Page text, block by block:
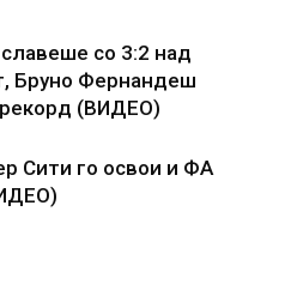
славеше со 3:2 над
Бруно Фернандеш
(ВИДЕО)
Сити го освои и ФА